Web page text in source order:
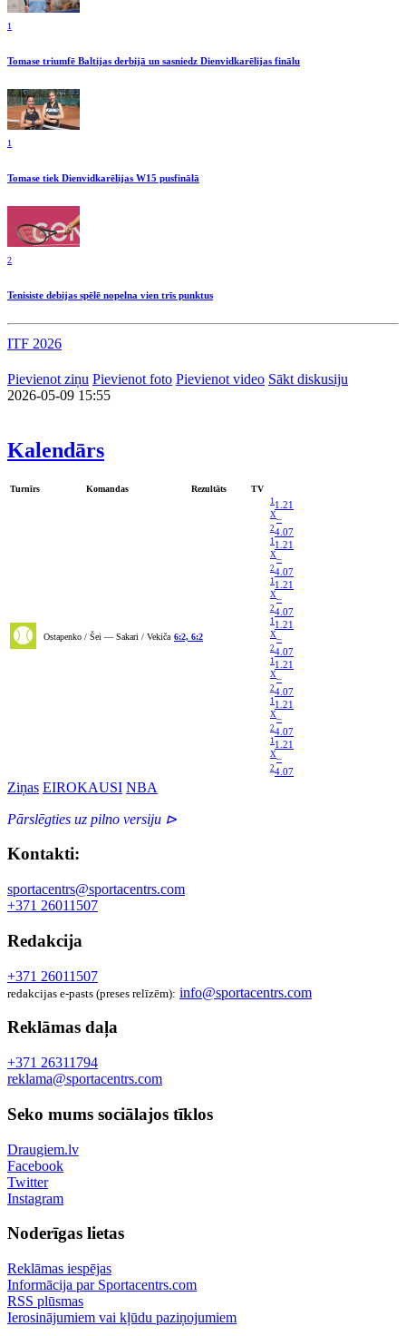
1
Tomase triumfē Baltijas derbijā un sasniedz Dienvidkarēlijas finālu
1
Tomase tiek Dienvidkarēlijas W15 pusfinālā
2
Tenisiste debijas spēlē nopelna vien trīs punktus
ITF 2026
Pievienot ziņu Pievienot foto Pievienot video Sākt diskusiju
2026-05-09 15:55
Kalendārs
Turnīrs Komandas Rezultāts TV
Ostapenko / Šei — Sakari / Vekiča 6:2, 6:2
1 1.21
X–
24.07
1 1.21
X–
24.07
1 1.21
X–
24.07
1 1.21
X–
24.07
1 1.21
X–
24.07
1 1.21
X–
24.07
1 1.21
X–
24.07
Ziņas EIROKAUSI NBA
Pārslēgties uz pilno versiju ⊳
Kontakti:
sportacentrs@sportacentrs.com
+371 26011507
Redakcija
+371 26011507
redakcijas e-pasts (preses relīzēm): info@sportacentrs.com
Reklāmas daļa
+371 26311794
reklama@sportacentrs.com
Seko mums sociālajos tīklos
Draugiem.lv
Facebook
Twitter
Instagram
Noderīgas lietas
Reklāmas iespējas
Informācija par Sportacentrs.com
RSS plūsmas
Ierosinājumiem vai kļūdu paziņojumiem